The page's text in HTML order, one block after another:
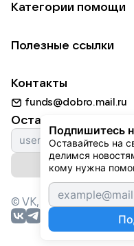
Подпишитесь
Оставайтесь на
делимся
кому нужна
Использование
Для НКО
Партнерам
Категории помощи
Пожилым
Животным
Природе
Культуре
Фондам
Полезные ссылки
Добрый день
Истории
Автоплатежи
Контакты
funds@dobro.mail.ru
Оставайтесь с нами
© VK, 2026г. Все